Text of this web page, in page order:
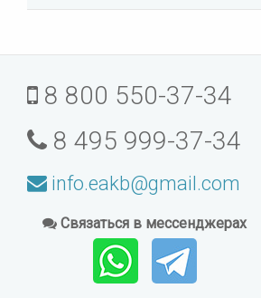
8 800 550-37-34
8 495 999-37-34
info.eakb@gmail.com
Связаться в мессенджерах